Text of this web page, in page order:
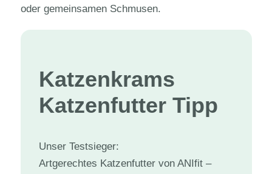
oder gemeinsamen Schmusen.
Katzenkrams
Katzenfutter Tipp
Unser Testsieger:
Artgerechtes Katzenfutter von ANIfit –